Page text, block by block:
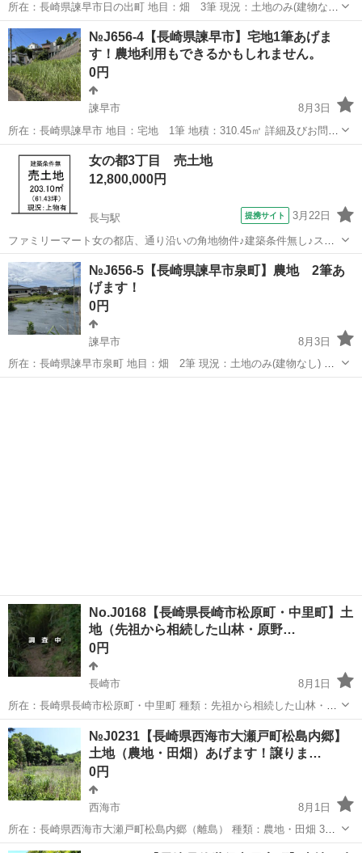
所在：長崎県諫早市日の出町 地目：畑 3筆 現況：土地のみ(建物な
し) 地積：3筆合計 457㎡ 詳細及びお問い合わせは下記URLからお
願い致します。 詳細：https://souzokutochi-kokkok...
長崎 諫早市 土地販売/土地売買 農地
№J656-4【長崎県諫早市】宅地1筆あげま
す！農地利用もできるかもしれません。
0円
諫早市
8月3日
所在：長崎県諫早市 地目：宅地 1筆 地積：310.45㎡ 詳細及びお問い
合わせは下記URLからお願い致します。 詳細：https://souzokutochi-
kokkokizoku.com/deflug/naga...
長崎 諫早市 土地販売/土地売買
女の都3丁目 売土地
12,800,000円
長与駅 提携サイト 3月22日
ファミリーマート女の都店、通り沿いの角地物件♪建築条件無し♪スー
パー・小学校も近く生活便利地です♪現在古家有ですが売主様にて解体
してお渡し致します(^^)/
長崎 長崎市 土地販売/土地売買
№J656-5【長崎県諫早市泉町】農地 2筆あ
げます！
0円
諫早市
8月3日
所在：長崎県諫早市泉町 地目：畑 2筆 現況：土地のみ(建物なし) 地
積：2筆合計 536㎡ 詳細及びお問い合わせは下記URLからお願い致し
No.J0168【長崎県長崎市松原町・中里町】土
地（先祖から相続した山林・原野…
0円
長崎市
8月1日
所在：長崎県長崎市松原町・中里町 種類：先祖から相続した山林・原
野 7筆 地積：山林7筆合計 14516㎡(公簿面積) 詳細及びお問い合わせ
は下記URLからお願い致します。 詳細：https://souzokutoc...
長崎 長崎市 土地販売/土地売買
№J0231【長崎県西海市大瀬戸町松島内郷】
土地（農地・田畑）あげます！譲りま…
0円
西海市
8月1日
所在：長崎県西海市大瀬戸町松島内郷（離島） 種類：農地・田畑 3筆
地積：3筆合計 1,302㎡（畑①81㎡＋畑②154㎡＋畑③1067㎡）(公簿